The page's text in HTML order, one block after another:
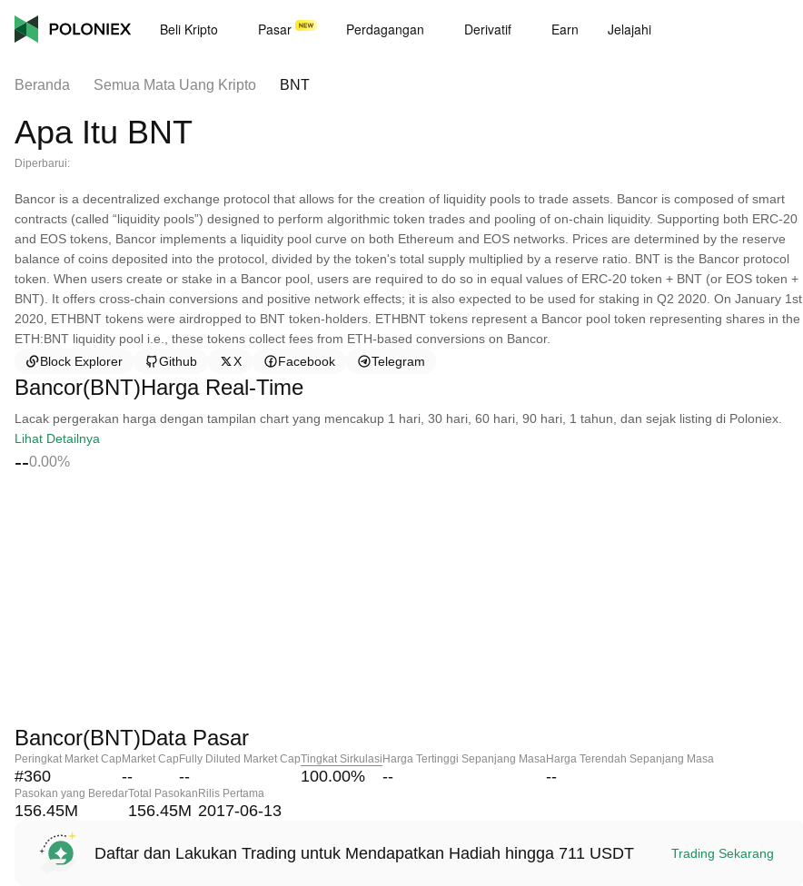
Beli Kripto Pasar Perdagangan Derivatif Earn Jelajahi
Beranda Semua Mata Uang Kripto BNT
Apa Itu BNT
Diperbarui:
Bancor is a decentralized exchange protocol that allows for the creation of liquidity pools to trade assets. Bancor is composed of smart
contracts (called “liquidity pools”) designed to perform algorithmic token trades and pooling of on-chain liquidity. Supporting both ERC-20
and EOS tokens, Bancor implements a liquidity pool curve on both Ethereum and EOS networks. Prices are determined by the reserve
balance of coins deposited into the protocol, divided by the token's total supply multiplied by a reserve ratio. BNT is the Bancor protocol
token. When users create or stake in a Bancor pool, users are required to do so in equal values of ERC-20 token + BNT (or EOS token +
BNT). It offers cross-chain conversions and positive network effects; it is also expected to be used for staking in Q2 2020. On January 1st
2020, ETHBNT tokens were airdropped to BNT token-holders. ETHBNT tokens represent a Bancor pool token representing shares in the
ETH:BNT liquidity pool i.e., these tokens collect fees from ETH-based conversions on Bancor.
Block Explorer
Github X Facebook Telegram
Bancor(BNT)Harga Real-Time
Lacak pergerakan harga dengan tampilan chart yang mencakup 1 hari, 30 hari, 60 hari, 90 hari, 1 tahun, dan sejak listing di Poloniex.
Lihat Detailnya
--0.00%
Bancor(BNT)Data Pasar
Peringkat Market Cap
#360
Market Cap
--
Fully Diluted Market Cap
--
Tingkat Sirkulasi
100.00%
Harga Tertinggi Sepanjang Masa
--
Harga Terendah Sepanjang Masa
--
Pasokan yang Beredar
156.45M
Total Pasokan
156.45M
Rilis Pertama
2017-06-13
Daftar dan Lakukan Trading untuk Mendapatkan Hadiah hingga 711 USDT Trading Sekarang